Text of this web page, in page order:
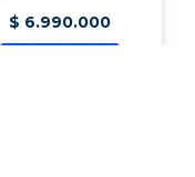
$ 6.990.000